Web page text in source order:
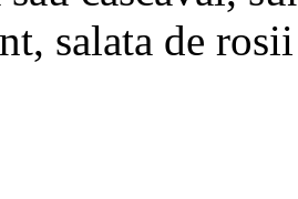
salata de